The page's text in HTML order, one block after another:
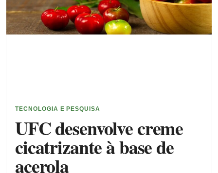
TECNOLOGIA E PESQUISA
UFC desenvolve creme
cicatrizante à base de
acerola